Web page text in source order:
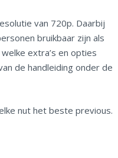
van 720p. Daarbij
bruikbaar zijn als
extra’s en opties
de handleiding onder de
nut het beste previous.